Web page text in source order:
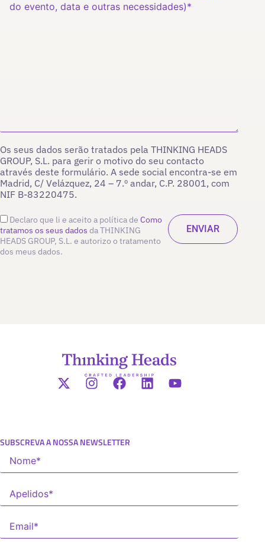
Os seus dados serão tratados pela THINKING HEADS
GROUP, S.L. para gerir o motivo do seu contacto
através deste formulário. A sede social encontra-se em
Madrid, C/ Velázquez, 24 – 7.º andar, C.P. 28001, com
NIF B-83220475.
Declaro que li e aceito a política de Como
tratamos os seus dados da THINKING
HEADS GROUP, S.L. e autorizo o tratamento
dos meus dados.
SUBSCREVA A NOSSA NEWSLETTER